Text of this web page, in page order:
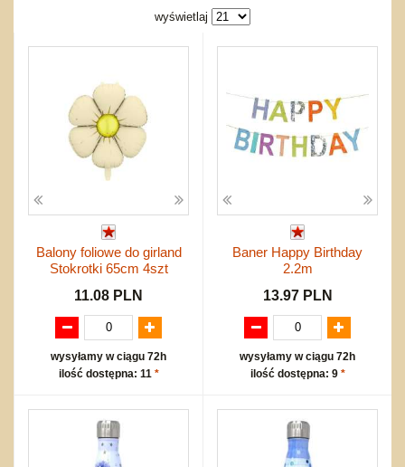
Pojazdy
Zakupy hurtowe
Koszty przesyłki
Regulamin
Mapa produktów
wyświetlaj
Balony foliowe do girland
Stokrotki 65cm 4szt
11.08 PLN
wysyłamy w ciągu 72h
ilość dostępna: 11 *
Baner Happy Birthday
2.2m
13.97 PLN
wysyłamy w ciągu 72h
ilość dostępna: 9 *